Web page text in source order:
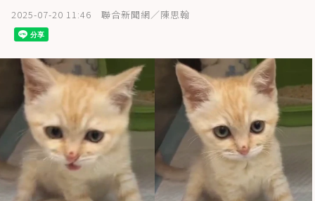
2025-07-20 11:46 聯合新聞網／陳思翰